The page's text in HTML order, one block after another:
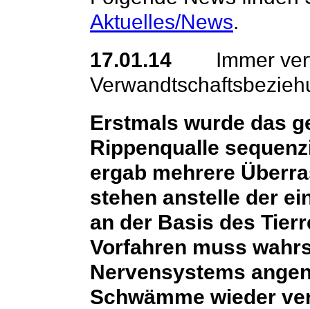
Aktuelles/News.
17.01.14 Immer
Erstmals wurde das
Rippenqualle
ergab mehrere
stehen anstelle der
an der Basis des
Vorfahren muss
Nervensystems
Schwämme wieder